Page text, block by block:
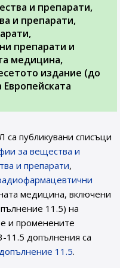
и препарати,
и препарати,
препарати и
медицина,
издание (до
публикувани списъци
за вещества и
и препарати,
медицина, включени
11.5) на
и променените
11.5 допълнения са
11.5.